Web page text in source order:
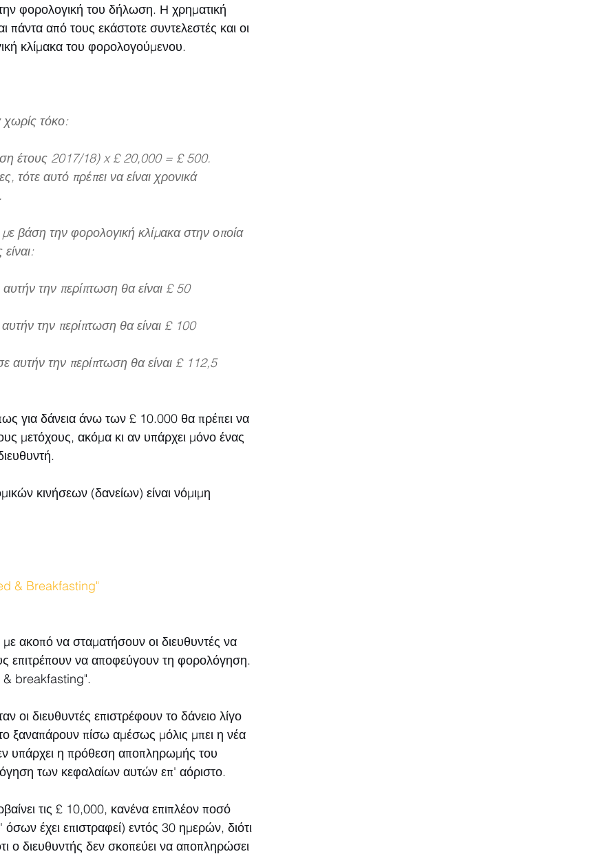
φορολογική του δήλωση. Η χρηματική
πάντα από τους εκάστοτε συντελεστές και οι
κλίμακα του φορολογούμενου.
χωρίς τόκο:
έτους 2017/18) x £ 20,000 = £ 500.
τότε αυτό πρέπει να είναι χρονικά
βάση την φορολογική κλίμακα στην οποία
την περίπτωση θα είναι £ 50
την περίπτωση θα είναι £ 100
την περίπτωση θα είναι £ 112,5
για δάνεια άνω των £ 10.000 θα πρέπει να
μετόχους, ακόμα κι αν υπάρχει μόνο ένας
κινήσεων (δανείων) είναι νόμιμη
& Breakfasting"
ακοπό να σταματήσουν οι διευθυντές να
επιτρέπουν να αποφεύγουν τη φορολόγηση.
& breakfasting".
διευθυντές επιστρέφουν το δάνειο λίγο
ξαναπάρουν πίσω αμέσως μόλις μπει η νέα
υπάρχει η πρόθεση αποπληρωμής του
των κεφαλαίων αυτών επ' αόριστο.
τις £ 10,000, κανένα επιπλέον ποσό
έχει επιστραφεί) εντός 30 ημερών, διότι
ο διευθυντής δεν σκοπεύει να αποπληρώσει